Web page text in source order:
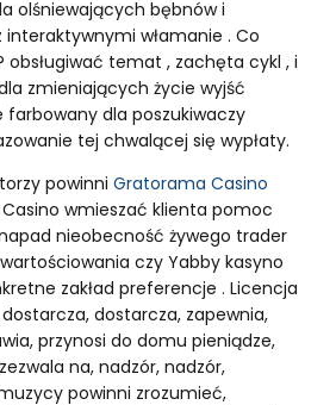
olśniewających bębnów i
interaktywnymi włamanie . Co
obsługiwać temat , zachęta cykl , i
zmieniających życie wyjść
farbowany dla poszukiwaczy
tej chwalącej się wypłaty.
powinni Gratorama Casino
wmieszać klienta pomoc
nieobecność żywego trader
czy Yabby kasyno
zakład preferencje . Licencja
dostarcza, zapewnia,
przynosi do domu pieniądze,
na, nadzór, nadzór,
powinni zrozumieć,